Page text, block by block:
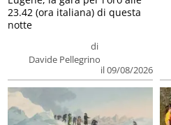
di
Davide Pellegrino
il 09/08/2026
23.42 (ora italiana) di questa
notte